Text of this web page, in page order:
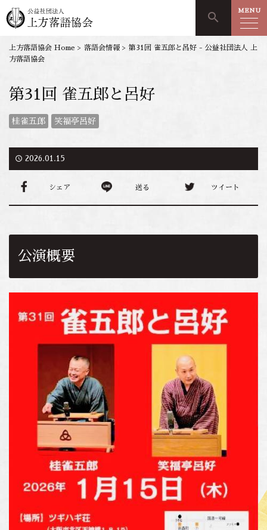
search MENU
上方落語協会 Home > 落語会情報 > 第31回 雀五郎と呂好 - 公益社団法人 上
方落語協会
第31回 雀五郎と呂好
桂雀五郎 笑福亭呂好
access_time 2026.01.15
シェア 送る ツイート
公演概要